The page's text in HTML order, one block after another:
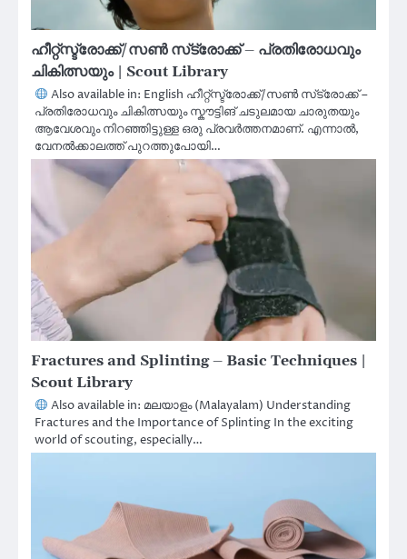
ഹീറ്റ്സ്ട്രോക്ക്/സൺ സ്‌ട്രോക്ക് – പ്രതിരോധവും
ചികിത്സയും | Scout Library
Also available in: English ഹീറ്റ്സ്ട്രോക്ക്/സൺ സ്‌ട്രോക്ക് –
പ്രതിരോധവും ചികിത്സയും സ്കൗട്ടിങ് ചടുലമായ ചാരുതയും
ആവേശവും നിറഞ്ഞിട്ടുള്ള ഒരു പ്രവർത്തനമാണ്. എന്നാൽ,
വേനൽക്കാലത്ത് പുറത്തുപോയി…
Fractures and Splinting – Basic Techniques |
Scout Library
Also available in: മലയാളം (Malayalam) Understanding
Fractures and the Importance of Splinting In the exciting
world of scouting, especially…